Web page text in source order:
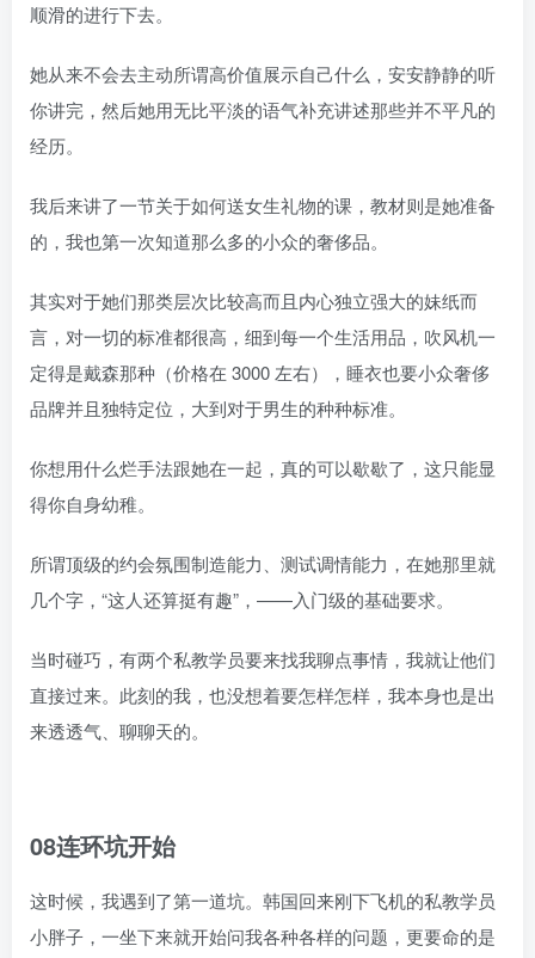
顺滑的进行下去。
她从来不会去主动所谓高价值展示自己什么，安安静静的听
你讲完，然后她用无比平淡的语气补充讲述那些并不平凡的
经历。
我后来讲了一节关于如何送女生礼物的课，教材则是她准备
的，我也第一次知道那么多的小众的奢侈品。
其实对于她们那类层次比较高而且内心独立强大的妹纸而
言，对一切的标准都很高，细到每一个生活用品，吹风机一
定得是戴森那种（价格在 3000 左右），睡衣也要小众奢侈
品牌并且独特定位，大到对于男生的种种标准。
你想用什么烂手法跟她在一起，真的可以歇歇了，这只能显
得你自身幼稚。
所谓顶级的约会氛围制造能力、测试调情能力，在她那里就
几个字，“这人还算挺有趣”，——入门级的基础要求。
当时碰巧，有两个私教学员要来找我聊点事情，我就让他们
直接过来。此刻的我，也没想着要怎样怎样，我本身也是出
来透透气、聊聊天的。
08连环坑开始
这时候，我遇到了第一道坑。韩国回来刚下飞机的私教学员
小胖子，一坐下来就开始问我各种各样的问题，更要命的是